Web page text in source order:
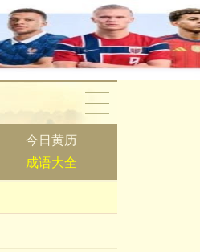
今日黄历
成语大全